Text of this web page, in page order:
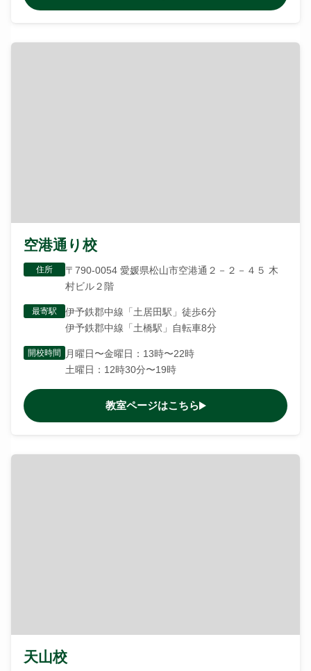
空港通り校
住所
〒790-0054 愛媛県松山市空港通２－２－４５ 木
村ビル２階
最寄駅
伊予鉄郡中線「土居田駅」徒歩6分
伊予鉄郡中線「土橋駅」自転車8分
開校時間
月曜日〜金曜日：13時〜22時
土曜日：12時30分〜19時
教室ページはこちら
天山校